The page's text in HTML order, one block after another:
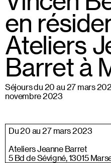
en
Ateliers
Barret à
Séjours du 20 au 27 mars
novembre 2023
Du 20 au 27 mars 2023
Ateliers Jeanne Barret
5 Bd de Sévigné, 13015